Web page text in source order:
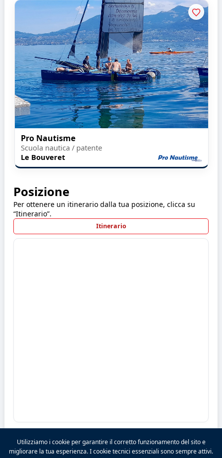
Pro Nautisme
Scuola nautica / patente
Le Bouveret
Posizione
Per ottenere un itinerario dalla tua posizione, clicca su
“Itinerario”.
Itinerario
Utilizziamo i cookie per garantire il corretto funzionamento del sito e
migliorare la tua esperienza. I cookie tecnici essenziali sono sempre attivi.